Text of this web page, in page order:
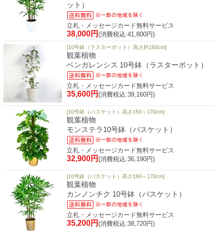
ット）
立札・メッセージカード無料サービス
38,000円 (消費税込:41,800円)
[10号鉢（ラスターポット）高さ約160cm]
観葉植物
ベンガレンシス 10号鉢（ラスターポット）
立札・メッセージカード無料サービス
35,600円 (消費税込:39,160円)
[10号鉢（バスケット）高さ150～170cm]
観葉植物
モンステラ10号鉢（バスケット）
立札・メッセージカード無料サービス
32,900円 (消費税込:36,190円)
[10号鉢（バスケット）高さ160～170cm]
観葉植物
カンノンチク 10号鉢（バスケット）
立札・メッセージカード無料サービス
35,200円 (消費税込:38,720円)